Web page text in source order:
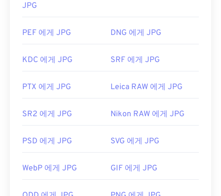
JPG
PEF 에게 JPG DNG 에게 JPG
KDC 에게 JPG SRF 에게 JPG
PTX 에게 JPG Leica RAW 에게 JPG
SR2 에게 JPG Nikon RAW 에게 JPG
PSD 에게 JPG SVG 에게 JPG
WebP 에게 JPG GIF 에게 JPG